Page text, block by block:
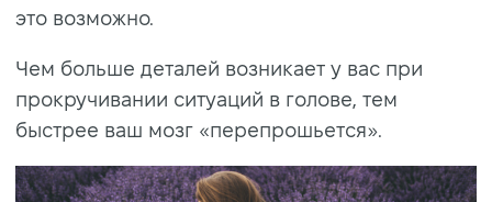
это возможно.
Чем больше деталей возникает у вас при
прокручивании ситуаций в голове, тем
быстрее ваш мозг «перепрошьется».